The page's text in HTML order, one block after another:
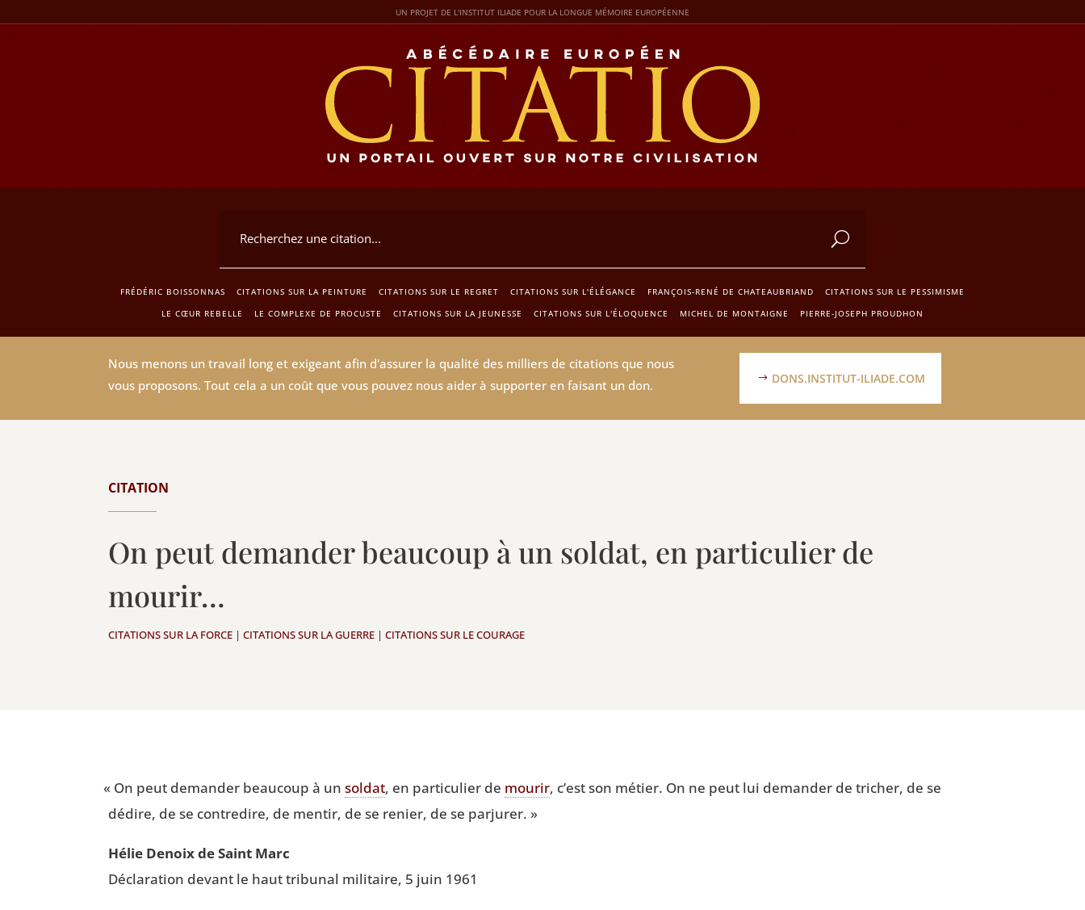
UN PROJET DE L'INSTITUT ILIADE POUR LA LONGUE MÉMOIRE EUROPÉENNE
FRÉDÉRIC BOISSONNAS CITATIONS SUR LA PEINTURE CITATIONS SUR LE REGRET CITATIONS SUR L'ÉLÉGANCE FRANÇOIS-RENÉ DE CHATEAUBRIAND
CITATIONS SUR LE PESSIMISME
LE CŒUR REBELLE
LE COMPLEXE DE PROCUSTE CITATIONS SUR LA JEUNESSE CITATIONS SUR L'ÉLOQUENCE MICHEL DE MONTAIGNE PIERRE-JOSEPH PROUDHON
Nous menons un travail long et exigeant afin d'assurer la qualité des milliers de citations que nous
vous proposons. Tout cela a un coût que vous pouvez nous aider à supporter en faisant un don.
DONS.INSTITUT-ILIADE.COM
CITATION
On peut demander beaucoup à un soldat, en particulier de
mourir…
CITATIONS SUR LA FORCE |CITATIONS SUR LA GUERRE |CITATIONS SUR LE COURAGE
« On peut deman­der beau­coup à un sol­dat, en par­ti­cu­lier de mou­rir, c’est son métier. On ne peut lui deman­der de tri­cher, de se
dédire, de se contre­dire, de men­tir, de se renier, de se parjurer. »
Hélie Denoix de Saint Marc
Décla­ra­tion devant le haut tri­bu­nal mili­taire, 5 juin 1961